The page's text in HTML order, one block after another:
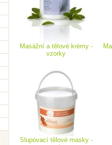
Masážní a tělové krémy -
vzorky
Slupovací tělové masky -